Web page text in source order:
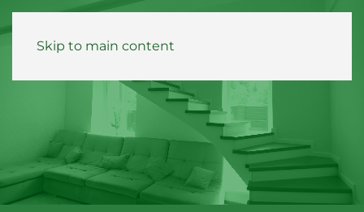
Skip to main content